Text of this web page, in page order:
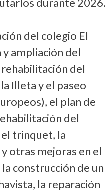
durante 2026.
del colegio El
ampliación del
del
Illeta y el paseo
el plan de
del
trinquet, la
otras mejoras en el
construcción de un
la reparación